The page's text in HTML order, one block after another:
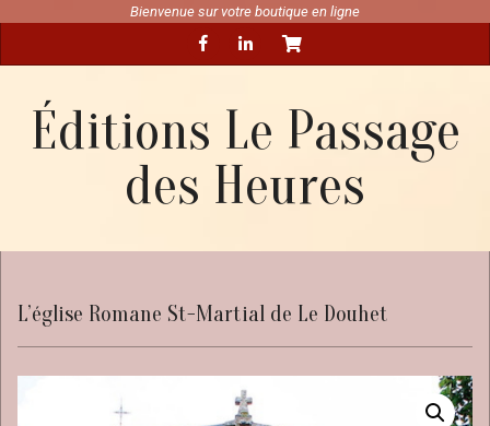
content
Bienvenue sur votre boutique en ligne
Navigation
Éditions Le Passage
des Heures
L’église Romane St-Martial de Le Douhet